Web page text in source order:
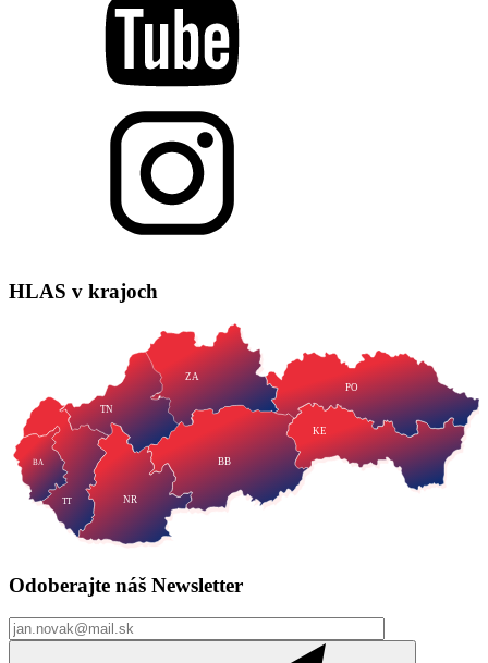
HLAS v krajoch
TT NR
TN
ZA
BB
PO
KE
BA
Odoberajte náš Newsletter